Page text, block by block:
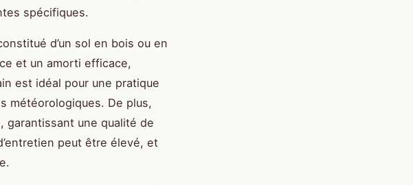
spécifiques.
d’un sol en bois ou en
et un amorti efficace,
est idéal pour une pratique
météorologiques. De plus,
garantissant une qualité de
peut être élevé, et